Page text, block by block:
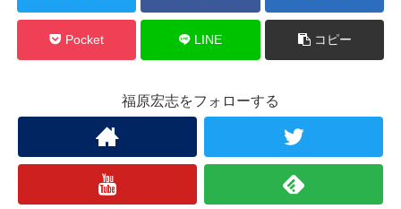
Pocket LINE コピー
福原宏志をフォローする